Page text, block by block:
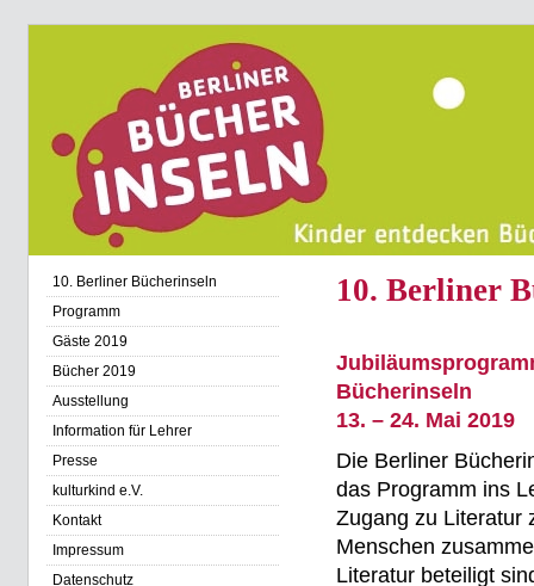
10. Berliner Bücherinseln
Programm
Gäste 2019
Bücher 2019
Ausstellung
Information für Lehrer
Presse
kulturkind e.V.
Kontakt
Impressum
Datenschutz
10. Berliner
Bücherinseln
13. – 24. Mai 2019
Die Berliner
das Programm ins
Zugang zu Literatur
Menschen
Literatur beteiligt